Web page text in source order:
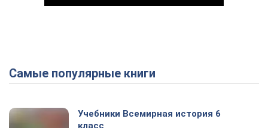
Play Video
Самые популярные книги
Учебники Всемирная история 6
класс